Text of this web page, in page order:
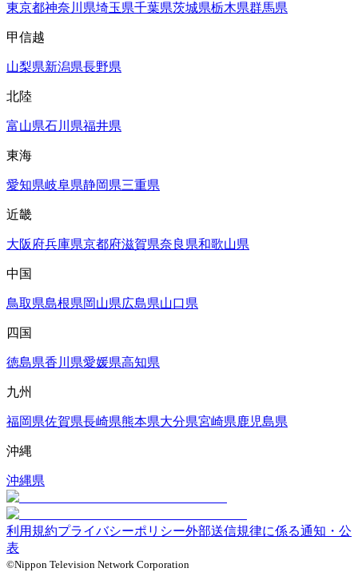
東京都神奈川県埼玉県千葉県茨城県栃木県群馬県
甲信越
山梨県新潟県長野県
北陸
富山県石川県福井県
東海
愛知県岐阜県静岡県三重県
近畿
大阪府兵庫県京都府滋賀県奈良県和歌山県
中国
鳥取県島根県岡山県広島県山口県
四国
徳島県香川県愛媛県高知県
九州
福岡県佐賀県長崎県熊本県大分県宮崎県鹿児島県
沖縄
沖縄県
利用規約プライバシーポリシー外部送信規律に係る通知・公
表
©Nippon Television Network Corporation